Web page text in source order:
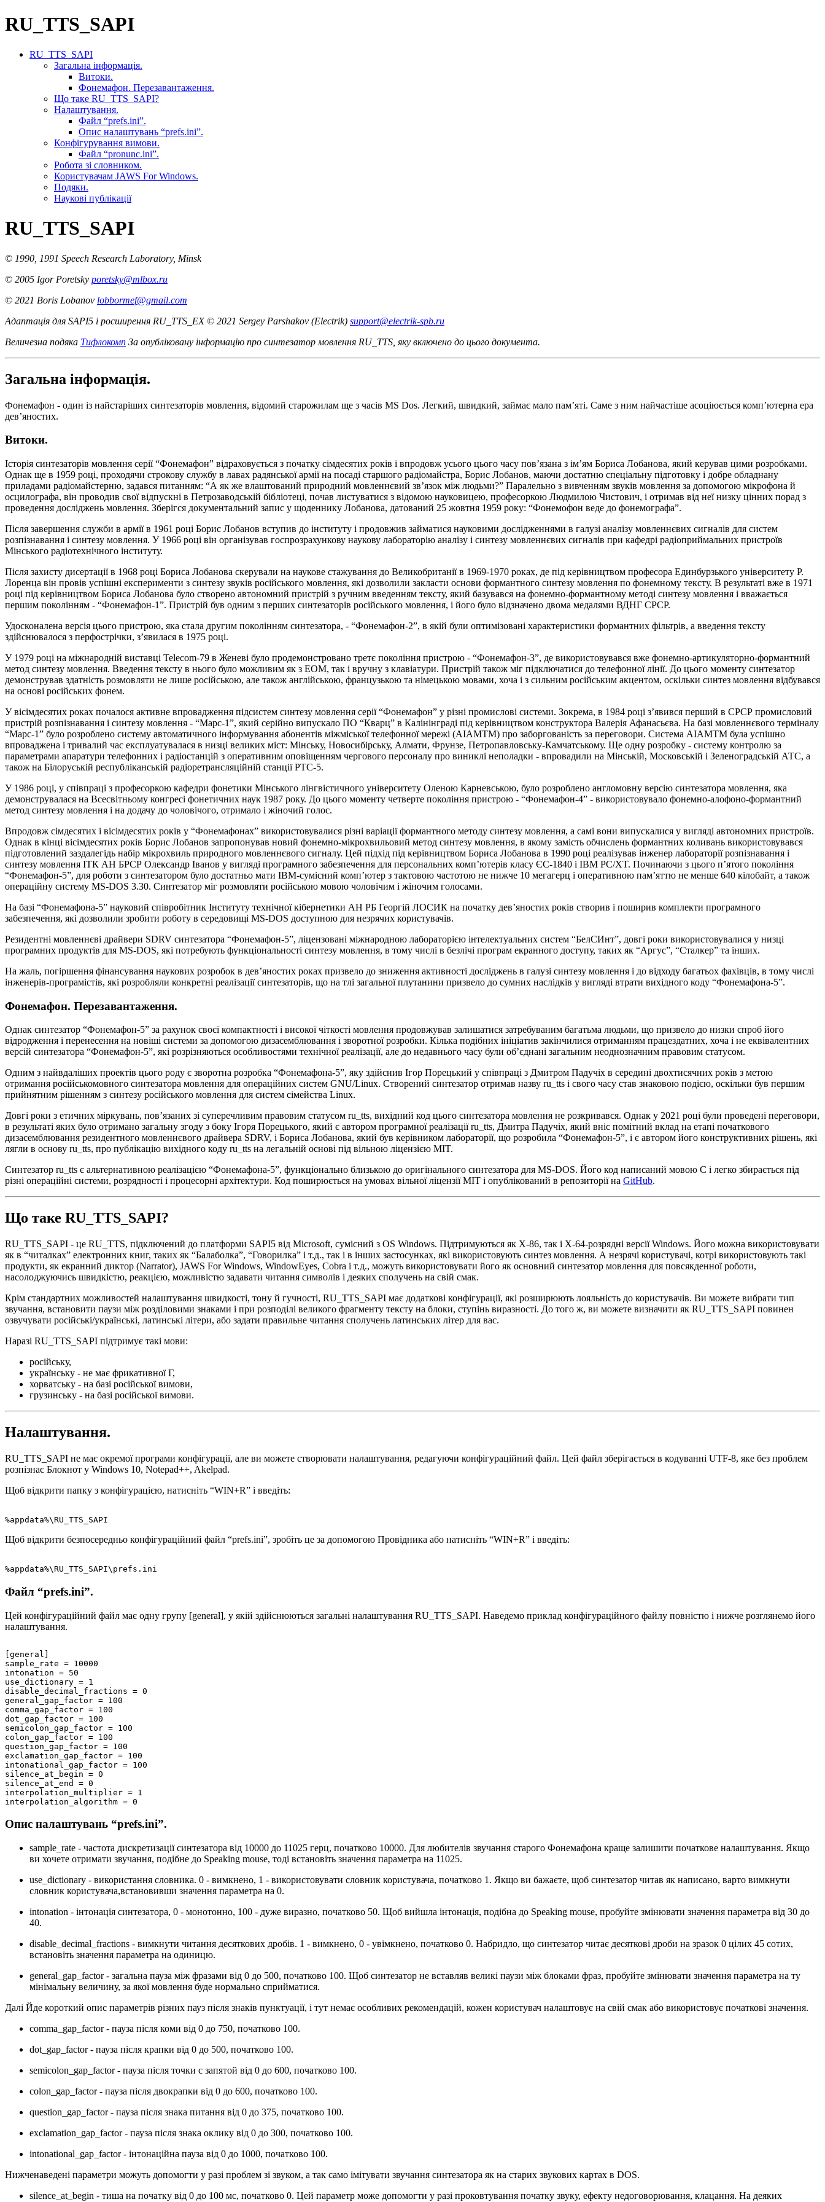
RU_TTS_SAPI
RU_TTS_SAPI
Загальна інформація.
Витоки.
Фонемафон. Перезавантаження.
Що таке RU_TTS_SAPI?
Налаштування.
Файл “prefs.ini”.
Опис налаштувань “prefs.ini”.
Конфігурування вимови.
Файл “pronunc.ini”.
Робота зі словником.
Користувачам JAWS For Windows.
Подяки.
Наукові публікації
RU_TTS_SAPI
© 1990, 1991 Speech Research Laboratory, Minsk
© 2005 Igor Poretsky poretsky@mlbox.ru
© 2021 Boris Lobanov lobbormef@gmail.com
Адаптація для SAPI5 і росширення RU_TTS_EX © 2021 Sergey Parshakov (Electrik) support@electrik-spb.ru
Величезна подяка Тифлокомп За опубліковану інформацію про синтезатор мовлення RU_TTS, яку включено до цього документа.
Загальна інформація.
Фонемафон - один із найстаріших синтезаторів мовлення, відомий старожилам ще з часів MS Dos. Легкий, швидкий, займає мало пам’яті. Саме з ним найчастіше асоціюється комп’ютерна ера
дев’яностих.
Витоки.
Історія синтезаторів мовлення серії “Фонемафон” відраховується з початку сімдесятих років і впродовж усього цього часу пов’язана з ім’ям Бориса Лобанова, який керував цими розробками.
Однак ще в 1959 році, проходячи строкову службу в лавах радянської армії на посаді старшого радіомайстра, Борис Лобанов, маючи достатню спеціальну підготовку і добре обладнану
приладами радіомайстерню, задався питанням: “А як же влаштований природний мовленнєвий зв’язок між людьми?” Паралельно з вивченням звуків мовлення за допомогою мікрофона й
осцилографа, він проводив свої відпускні в Петрозаводській бібліотеці, почав листуватися з відомою науковицею, професоркою Людмилою Чистович, і отримав від неї низку цінних порад з
проведення досліджень мовлення. Зберігся документальний запис у щоденнику Лобанова, датований 25 жовтня 1959 року: “Фонемофон веде до фонемографа”.
Після завершення служби в армії в 1961 році Борис Лобанов вступив до інституту і продовжив займатися науковими дослідженнями в галузі аналізу мовленнєвих сигналів для систем
розпізнавання і синтезу мовлення. У 1966 році він організував госпрозрахункову наукову лабораторію аналізу і синтезу мовленнєвих сигналів при кафедрі радіоприймальних пристроїв
Мінського радіотехнічного інституту.
Після захисту дисертації в 1968 році Бориса Лобанова скерували на наукове стажування до Великобританії в 1969-1970 роках, де під керівництвом професора Единбурзького університету Р.
Лоренца він провів успішні експерименти з синтезу звуків російського мовлення, які дозволили закласти основи формантного синтезу мовлення по фонемному тексту. В результаті вже в 1971
році під керівництвом Бориса Лобанова було створено автономний пристрій з ручним введенням тексту, який базувався на фонемно-формантному методі синтезу мовлення і вважається
першим поколінням - “Фонемафон-1”. Пристрій був одним з перших синтезаторів російського мовлення, і його було відзначено двома медалями ВДНГ СРСР.
Удосконалена версія цього пристрою, яка стала другим поколінням синтезатора, - “Фонемафон-2”, в якій були оптимізовані характеристики формантних фільтрів, а введення тексту
здійснювалося з перфострічки, з’явилася в 1975 році.
У 1979 році на міжнародній виставці Telecom-79 в Женеві було продемонстровано третє покоління пристрою - “Фонемафон-3”, де використовувався вже фонемно-артикуляторно-формантний
метод синтезу мовлення. Введення тексту в нього було можливим як з ЕОМ, так і вручну з клавіатури. Пристрій також міг підключатися до телефонної лінії. До цього моменту синтезатор
демонстрував здатність розмовляти не лише російською, але також англійською, французькою та німецькою мовами, хоча і з сильним російським акцентом, оскільки синтез мовлення відбувався
на основі російських фонем.
У вісімдесятих роках почалося активне впровадження підсистем синтезу мовлення серії “Фонемафон” у різні промислові системи. Зокрема, в 1984 році з’явився перший в СРСР промисловий
пристрій розпізнавання і синтезу мовлення - “Марс-1”, який серійно випускало ПО “Кварц” в Калінінграді під керівництвом конструктора Валерія Афанасьєва. На базі мовленнєвого терміналу
“Марс-1” було розроблено систему автоматичного інформування абонентів міжміської телефонної мережі (АІАМТМ) про заборгованість за переговори. Система АІАМТМ була успішно
впроваджена і тривалий час експлуатувалася в низці великих міст: Мінську, Новосибірську, Алмати, Фрунзе, Петропавловську-Камчатському. Ще одну розробку - систему контролю за
параметрами апаратури телефонних і радіостанцій з оперативним оповіщенням чергового персоналу про виниклі неполадки - впровадили на Мінській, Московській і Зеленоградській АТС, а
також на Білоруській республіканській радіоретрансляційній станції РТС-5.
У 1986 році, у співпраці з професоркою кафедри фонетики Мінського лінгвістичного університету Оленою Карневською, було розроблено англомовну версію синтезатора мовлення, яка
демонструвалася на Всесвітньому конгресі фонетичних наук 1987 року. До цього моменту четверте покоління пристрою - “Фонемафон-4” - використовувало фонемно-алофоно-формантний
метод синтезу мовлення і на додачу до чоловічого, отримало і жіночий голос.
Впродовж сімдесятих і вісімдесятих років у “Фонемафонах” використовувалися різні варіації формантного методу синтезу мовлення, а самі вони випускалися у вигляді автономних пристроїв.
Однак в кінці вісімдесятих років Борис Лобанов запропонував новий фонемно-мікрохвильовий метод синтезу мовлення, в якому замість обчислень формантних коливань використовувався
підготовлений заздалегідь набір мікрохвиль природного мовленнєвого сигналу. Цей підхід під керівництвом Бориса Лобанова в 1990 році реалізував інженер лабораторії розпізнавання і
синтезу мовлення ІТК АН БРСР Олександр Іванов у вигляді програмного забезпечення для персональних комп’ютерів класу ЄС-1840 і IBM PC/XT. Починаючи з цього п’ятого покоління
“Фонемафон-5”, для роботи з синтезатором було достатньо мати IBM-сумісний комп’ютер з тактовою частотою не нижче 10 мегагерц і оперативною пам’яттю не менше 640 кілобайт, а також
операційну систему MS-DOS 3.30. Синтезатор міг розмовляти російською мовою чоловічим і жіночим голосами.
На базі “Фонемафона-5” науковий співробітник Інституту технічної кібернетики АН РБ Георгій ЛОСИК на початку дев’яностих років створив і поширив комплекти програмного
забезпечення, які дозволили зробити роботу в середовищі MS-DOS доступною для незрячих користувачів.
Резидентні мовленнєві драйвери SDRV синтезатора “Фонемафон-5”, ліцензовані міжнародною лабораторією інтелектуальних систем “БелСИнт”, довгі роки використовувалися у низці
програмних продуктів для MS-DOS, які потребують функціональності синтезу мовлення, в тому числі в безлічі програм екранного доступу, таких як “Аргус”, “Сталкер” та інших.
На жаль, погіршення фінансування наукових розробок в дев’яностих роках призвело до зниження активності досліджень в галузі синтезу мовлення і до відходу багатьох фахівців, в тому числі
інженерів-програмістів, які розробляли конкретні реалізації синтезаторів, що на тлі загальної плутанини призвело до сумних наслідків у вигляді втрати вихідного коду “Фонемафона-5”.
Фонемафон. Перезавантаження.
Однак синтезатор “Фонемафон-5” за рахунок своєї компактності і високої чіткості мовлення продовжував залишатися затребуваним багатьма людьми, що призвело до низки спроб його
відродження і перенесення на новіші системи за допомогою дизасемблювання і зворотної розробки. Кілька подібних ініціатив закінчилися отриманням працездатних, хоча і не еквівалентних
версій синтезатора “Фонемафон-5”, які розрізняються особливостями технічної реалізації, але до недавнього часу були об’єднані загальним неоднозначним правовим статусом.
Одним з найвдаліших проектів цього роду є зворотна розробка “Фонемафона-5”, яку здійснив Ігор Порецький у співпраці з Дмитром Падучіх в середині двохтисячних років з метою
отримання російськомовного синтезатора мовлення для операційних систем GNU/Linux. Створений синтезатор отримав назву ru_tts і свого часу став знаковою подією, оскільки був першим
прийнятним рішенням з синтезу російського мовлення для систем сімейства Linux.
Довгі роки з етичних міркувань, пов’язаних зі суперечливим правовим статусом ru_tts, вихідний код цього синтезатора мовлення не розкривався. Однак у 2021 році були проведені переговори,
в результаті яких було отримано загальну згоду з боку Ігоря Порецького, який є автором програмної реалізації ru_tts, Дмитра Падучіх, який вніс помітний вклад на етапі початкового
дизасемблювання резидентного мовленнєвого драйвера SDRV, і Бориса Лобанова, який був керівником лабораторії, що розробила “Фонемафон-5”, і є автором його конструктивних рішень, які
лягли в основу ru_tts, про публікацію вихідного коду ru_tts на легальній основі під вільною ліцензією MIT.
Синтезатор ru_tts є альтернативною реалізацією “Фонемафона-5”, функціонально близькою до оригінального синтезатора для MS-DOS. Його код написаний мовою C і легко збирається під
різні операційні системи, розрядності і процесорні архітектури. Код поширюється на умовах вільної ліцензії MIT і опублікований в репозиторії на GitHub.
Що таке RU_TTS_SAPI?
RU_TTS_SAPI - це RU_TTS, підключений до платформи SAPI5 від Microsoft, сумісний з OS Windows. Підтримуються як X-86, так і X-64-розрядні версії Windows. Його можна використовувати
як в “читалках” електронних книг, таких як “Балаболка”, “Говорилка” і т.д., так і в інших застосунках, які використовують синтез мовлення. А незрячі користувачі, котрі використовують такі
продукти, як екранний диктор (Narrator), JAWS For Windows, WindowEyes, Cobra і т.д., можуть використовувати його як основний синтезатор мовлення для повсякденної роботи,
насолоджуючись швидкістю, реакцією, можливістю задавати читання символів і деяких сполучень на свій смак.
Крім стандартних можливостей налаштування швидкості, тону й гучності, RU_TTS_SAPI має додаткові конфігурації, які розширюють лояльність до користувачів. Ви можете вибрати тип
звучання, встановити паузи між розділовими знаками і при розподілі великого фрагменту тексту на блоки, ступінь виразності. До того ж, ви можете визначити як RU_TTS_SAPI повинен
озвучувати російські/українські, латинські літери, або задати правильне читання сполучень латинських літер для вас.
Наразі RU_TTS_SAPI підтримує такі мови:
російську,
українську - не має фрикативної Г,
хорватську - на базі російської вимови,
грузинську - на базі російської вимови.
Налаштування.
RU_TTS_SAPI не має окремої програми конфігурації, але ви можете створювати налаштування, редагуючи конфігураційний файл. Цей файл зберігається в кодуванні UTF-8, яке без проблем
розпізнає Блокнот у Windows 10, Notepad++, Akelpad.
Щоб відкрити папку з конфігурацією, натисніть “WIN+R” і введіть:
Щоб відкрити безпосередньо конфігураційний файл “prefs.ini”, зробіть це за допомогою Провідника або натисніть “WIN+R” і введіть:
Файл “prefs.ini”.
Цей конфігураційний файл має одну групу [general], у якій здійснюються загальні налаштування RU_TTS_SAPI. Наведемо приклад конфігураційного файлу повністю і нижче розглянемо його
налаштування.
[general]
sample_rate = 10000
intonation = 50
use_dictionary = 1
disable_decimal_fractions = 0
general_gap_factor = 100
comma_gap_factor = 100
dot_gap_factor = 100
semicolon_gap_factor = 100
colon_gap_factor = 100
question_gap_factor = 100
exclamation_gap_factor = 100
intonational_gap_factor = 100
silence_at_begin = 0
silence_at_end = 0
interpolation_multiplier = 1
Опис налаштувань “prefs.ini”.
sample_rate - частота дискретизації синтезатора від 10000 до 11025 герц, початково 10000. Для любителів звучання старого Фонемафона краще залишити початкове налаштування. Якщо
ви хочете отримати звучання, подібне до Speaking mouse, тоді встановіть значення параметра на 11025.
use_dictionary - використання словника. 0 - вимкнено, 1 - використовувати словник користувача, початково 1. Якщо ви бажаєте, щоб синтезатор читав як написано, варто вимкнути
словник користувача,встановивши значення параметра на 0.
intonation - інтонація синтезатора, 0 - монотонно, 100 - дуже виразно, початково 50. Щоб вийшла інтонація, подібна до Speaking mouse, пробуйте змінювати значення параметра від 30 до
40.
disable_decimal_fractions - вимкнути читання десяткових дробів. 1 - вимкнено, 0 - увімкнено, початково 0. Набридло, що синтезатор читає десяткові дроби на зразок 0 цілих 45 сотих,
встановіть значення параметра на одиницю.
general_gap_factor - загальна пауза між фразами від 0 до 500, початково 100. Щоб синтезатор не вставляв великі паузи між блоками фраз, пробуйте змінювати значення параметра на ту
мінімальну величину, за якої мовлення буде нормально сприйматися.
Далі Йде короткий опис параметрів різних пауз після знаків пунктуації, і тут немає особливих рекомендацій, кожен користувач налаштовує на свій смак або використовує початкові значення.
comma_gap_factor - пауза після коми від 0 до 750, початково 100.
dot_gap_factor - пауза після крапки від 0 до 500, початково 100.
semicolon_gap_factor - пауза після точки с запятой від 0 до 600, початково 100.
colon_gap_factor - пауза після двокрапки від 0 до 600, початково 100.
question_gap_factor - пауза після знака питання від 0 до 375, початково 100.
exclamation_gap_factor - пауза після знака оклику від 0 до 300, початково 100.
intonational_gap_factor - інтонаційна пауза від 0 до 1000, початково 100.
Нижченаведені параметри можуть допомогти у разі проблем зі звуком, а так само імітувати звучання синтезатора як на старих звукових картах в DOS.
silence_at_begin - тиша на початку від 0 до 100 мс, початково 0. Цей параметр може допомогти у разі проковтування початку звуку, ефекту недоговорювання, клацання. На деяких